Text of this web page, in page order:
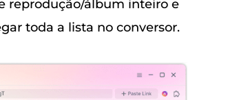
reprodução/álbum inteiro e
toda a lista no conversor.